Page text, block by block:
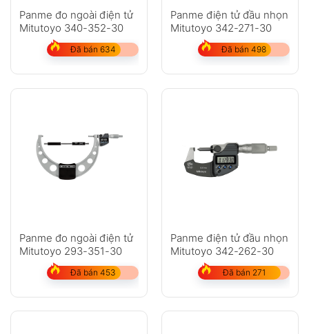
Panme đo ngoài điện tử
Mitutoyo 340-352-30
Đã bán 634
Panme điện tử đầu nhọn
Mitutoyo 342-271-30
Đã bán 498
Panme đo ngoài điện tử
Mitutoyo 293-351-30
Đã bán 453
Panme điện tử đầu nhọn
Mitutoyo 342-262-30
Đã bán 271